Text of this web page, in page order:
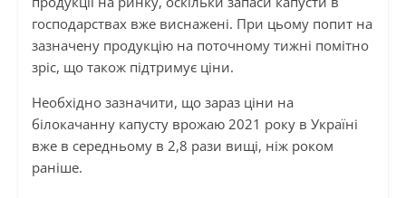
господарствах вже виснажені. При цьому попит на
зазначену продукцію на поточному тижні помітно
зріс, що також підтримує ціни.
Необхідно зазначити, що зараз ціни на
білокачанну капусту врожаю 2021 року в Україні
вже в середньому в 2,8 рази вищі, ніж роком
раніше.